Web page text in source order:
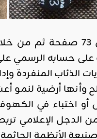
بل لقد أكد هذا المتربص من خلال أسلوب
حسابه الرسمي
الذئاب المنفردة
وأنها أرضية لنمو
أو اختباء في
الإعلامي
الأنظمة